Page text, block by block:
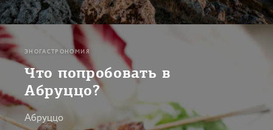
ЭНОГАСТРОНОМИЯ
Что попробовать в
Абруццо?
Абруццо